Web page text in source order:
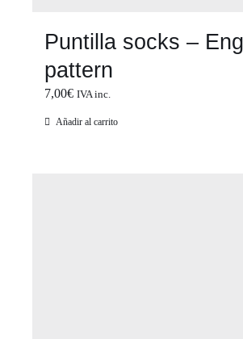
Puntilla socks –
pattern
7,00€ IVA inc.
Añadir al carrito